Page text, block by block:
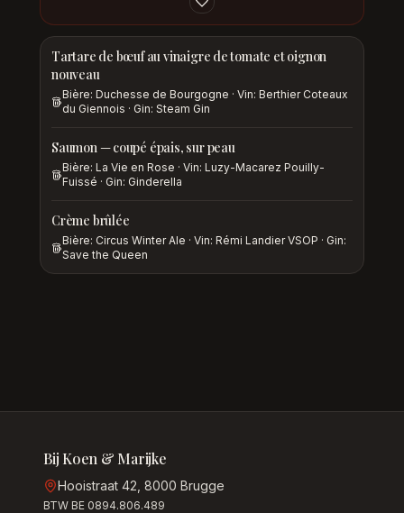
Tartare de bœuf au vinaigre de tomate et oignon
nouveau
Bière: Duchesse de Bourgogne · Vin: Berthier Coteaux
du Giennois · Gin: Steam Gin
Saumon — coupé épais, sur peau
Bière: La Vie en Rose · Vin: Luzy-Macarez Pouilly-
Fuissé · Gin: Ginderella
Crème brûlée
Bière: Circus Winter Ale · Vin: Rémi Landier VSOP · Gin:
Save the Queen
Bij Koen & Marijke
Hooistraat 42, 8000 Brugge
BTW BE 0894.806.489